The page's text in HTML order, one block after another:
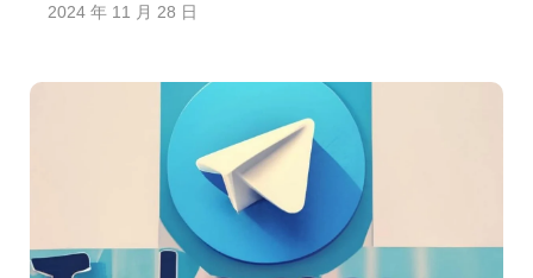
2024 年 11 月 28 日